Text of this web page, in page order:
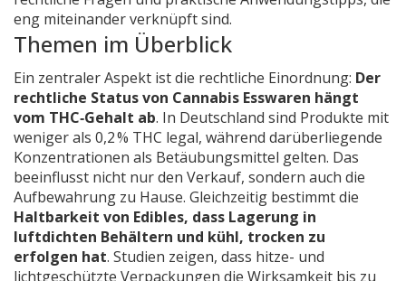
eng miteinander verknüpft sind.
Themen im Überblick
Ein zentraler Aspekt ist die rechtliche Einordnung: Der
rechtliche Status von Cannabis Esswaren hängt
vom THC‑Gehalt ab. In Deutschland sind Produkte mit
weniger als 0,2 % THC legal, während darüberliegende
Konzentrationen als Betäubungsmittel gelten. Das
beeinflusst nicht nur den Verkauf, sondern auch die
Aufbewahrung zu Hause. Gleichzeitig bestimmt die
Haltbarkeit von Edibles, dass Lagerung in
luftdichten Behältern und kühl, trocken zu
erfolgen hat. Studien zeigen, dass hitze- und
lichtgeschützte Verpackungen die Wirksamkeit bis zu